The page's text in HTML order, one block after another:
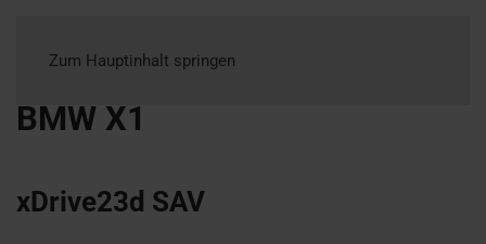
Zum Hauptinhalt springen
BMW X1
xDrive23d SAV